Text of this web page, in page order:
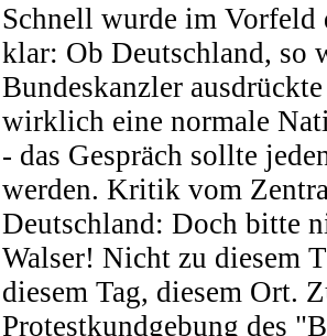
Schnell wurde im Vorfeld
klar: Ob Deutschland, so
Bundeskanzler
wirklich eine normale
- das Gespräch sollte
werden. Kritik vom
Deutschland: Doch bitte
Walser! Nicht zu diesem
diesem Tag, diesem Ort.
Protestkundgebung des